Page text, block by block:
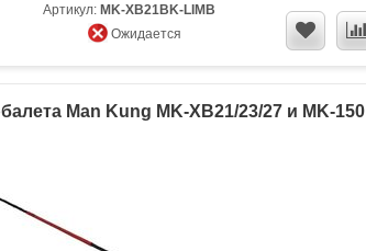
Артикул: MK-XB21BK-LIMB
Ожидается
Man Kung MK-XB21/23/27 и MK-150